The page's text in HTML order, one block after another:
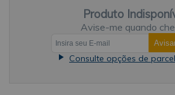
Produto
Avise-me quando
Consulte opções de